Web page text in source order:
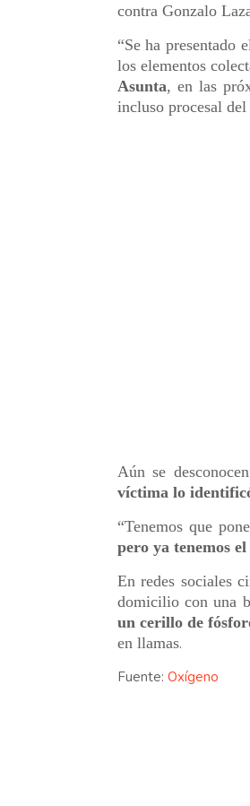
contra Gonzalo
“Se ha
los elementos
Asunta, en las
incluso procesal
Aún se
víctima lo
“Tenemos que
pero ya tenemos
En redes sociales
domicilio con una
un cerillo de
en llamas.
Fuente: Oxígeno